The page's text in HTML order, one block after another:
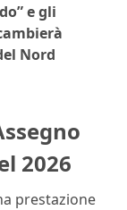
e gli
Nord
2026
prestazione